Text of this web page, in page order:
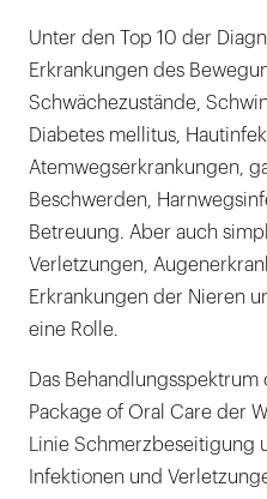
Unter den Top 10 der
Erkrankungen des
Schwächezustände,
Diabetes mellitus,
Atemwegserkrankungen,
Beschwerden,
Betreuung. Aber auch
Verletzungen,
Erkrankungen der Nieren
eine Rolle.
Das
Package of Oral Care der
Linie Schmerzbeseitigung
Infektionen und